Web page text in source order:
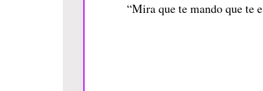
“Mira que te mando que te